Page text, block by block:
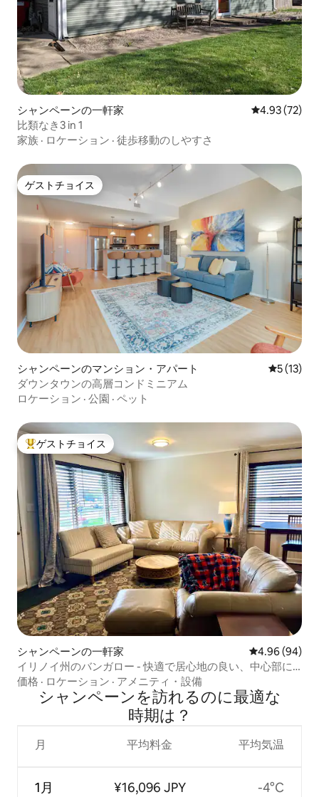
シャンペーンの一軒家 レビュー72
4.93 (72)
比類なき3 in 1
家族 · ロケーション · 徒歩移動のしやすさ
ゲストチョイス
ゲストチョイス
シャンペーンのマンション・アパート レビュー
5 (13)
ダウンタウンの高層コンドミニアム
ロケーション · 公園 · ペット
大好評のゲストチョイスです。
ゲストチョイス
シャンペーンの一軒家 レビュー94件
4.96 (94)
イリノイ州のバンガロー - 快適で居心地の良い、中心部に
位置
価格 · ロケーション · アメニティ・設備
シャンペーンを訪⁠れ⁠るの⁠に最⁠適⁠な
時⁠期⁠は⁠？
月
1月
平均料金
¥16,096 JPY
平均気温
-4°C